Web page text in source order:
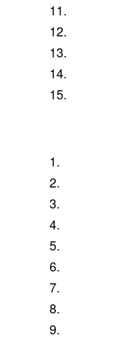
11.
12.
13.
14.
15.
1.
2.
3.
4.
5.
6.
7.
8.
9.